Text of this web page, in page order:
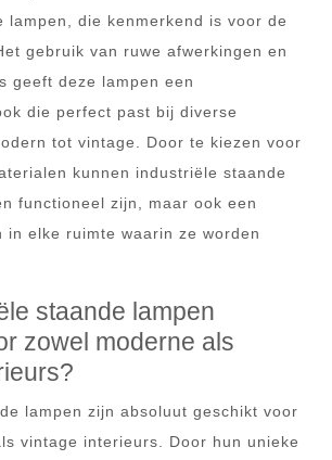
lampen, die kenmerkend is voor de
gebruik van ruwe afwerkingen en
geeft deze lampen een
die perfect past bij diverse
tot vintage. Door te kiezen voor
kunnen industriële staande
functioneel zijn, maar ook een
in elke ruimte waarin ze worden
staande lampen
zowel moderne als
lampen zijn absoluut geschikt voor
vintage interieurs. Door hun unieke